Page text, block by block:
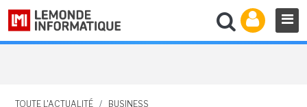
TOUTE L'ACTUALITÉ / BUSINESS